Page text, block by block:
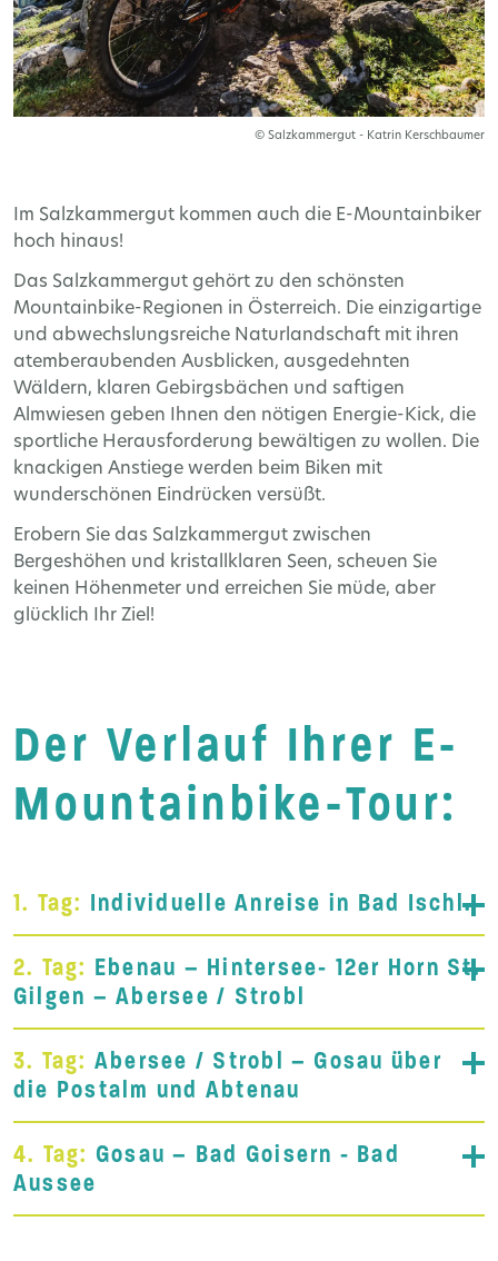
© Salzkammergut - Katrin Kerschbaumer
Im Salzkammergut kommen auch die E-Mountainbiker
hoch hinaus!
Das Salzkammergut gehört zu den schönsten
Mountainbike-Regionen in Österreich. Die einzigartige
und abwechslungsreiche Naturlandschaft mit ihren
atemberaubenden Ausblicken, ausgedehnten
Wäldern, klaren Gebirgsbächen und saftigen
Almwiesen geben Ihnen den nötigen Energie-Kick, die
sportliche Herausforderung bewältigen zu wollen. Die
knackigen Anstiege werden beim Biken mit
wunderschönen Eindrücken versüßt.
Erobern Sie das Salzkammergut zwischen
Bergeshöhen und kristallklaren Seen, scheuen Sie
keinen Höhenmeter und erreichen Sie müde, aber
glücklich Ihr Ziel!
Der Verlauf Ihrer E-
Mountainbike-Tour:
1. Tag: Individuelle Anreise in Bad Ischl.
2. Tag: Ebenau – Hintersee- 12er Horn St.
Gilgen – Abersee / Strobl
3. Tag: Abersee / Strobl – Gosau über
die Postalm und Abtenau
4. Tag: Gosau – Bad Goisern - Bad
Aussee